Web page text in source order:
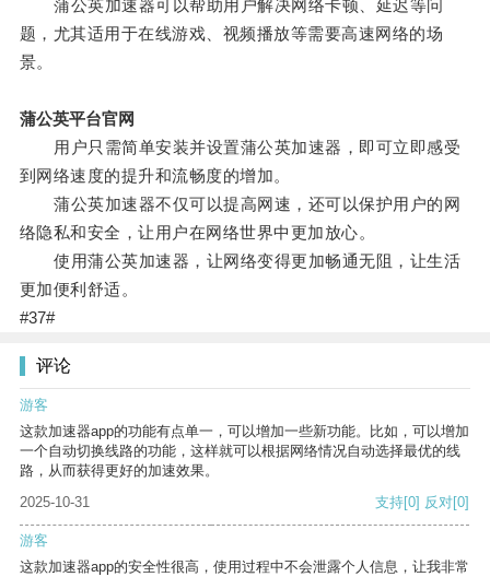
蒲公英加速器可以帮助用户解决网络卡顿、延迟等问
题，尤其适用于在线游戏、视频播放等需要高速网络的场
景。
蒲公英平台官网
用户只需简单安装并设置蒲公英加速器，即可立即感受
到网络速度的提升和流畅度的增加。
蒲公英加速器不仅可以提高网速，还可以保护用户的网
络隐私和安全，让用户在网络世界中更加放心。
使用蒲公英加速器，让网络变得更加畅通无阻，让生活
更加便利舒适。
#37#
评论
游客
这款加速器app的功能有点单一，可以增加一些新功能。比如，可以增加
一个自动切换线路的功能，这样就可以根据网络情况自动选择最优的线
路，从而获得更好的加速效果。
2025-10-31
支持[0] 反对[0]
游客
这款加速器app的安全性很高，使用过程中不会泄露个人信息，让我非常